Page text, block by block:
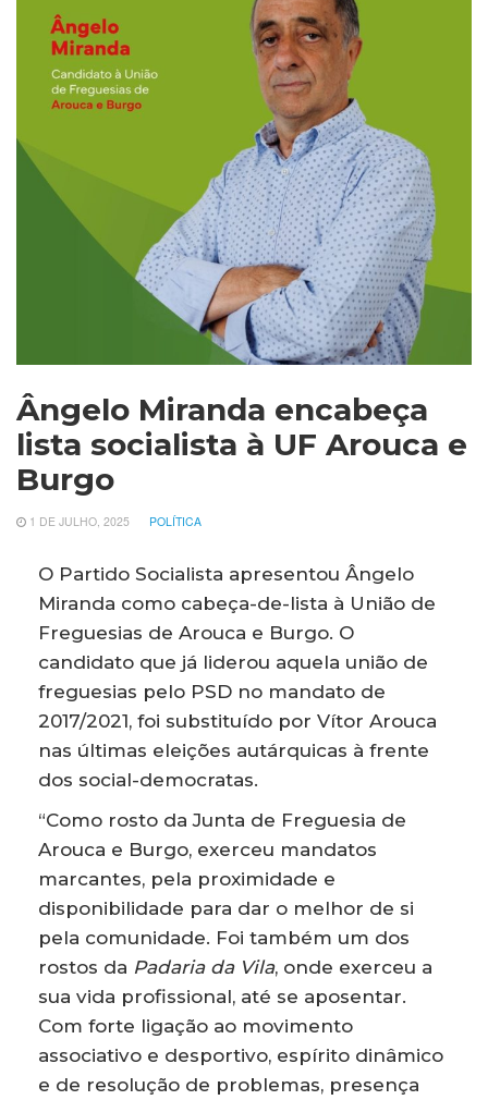
Ângelo Miranda encabeça
lista socialista à UF Arouca e
Burgo
1 DE JULHO, 2025 POLÍTICA
O Partido Socialista apresentou Ângelo
Miranda como cabeça-de-lista à União de
Freguesias de Arouca e Burgo. O
candidato que já liderou aquela união de
freguesias pelo PSD no mandato de
2017/2021, foi substituído por Vítor Arouca
nas últimas eleições autárquicas à frente
dos social-democratas.
“Como rosto da Junta de Freguesia de
Arouca e Burgo, exerceu mandatos
marcantes, pela proximidade e
disponibilidade para dar o melhor de si
pela comunidade. Foi também um dos
rostos da Padaria da Vila, onde exerceu a
sua vida profissional, até se aposentar.
Com forte ligação ao movimento
associativo e desportivo, espírito dinâmico
e de resolução de problemas, presença